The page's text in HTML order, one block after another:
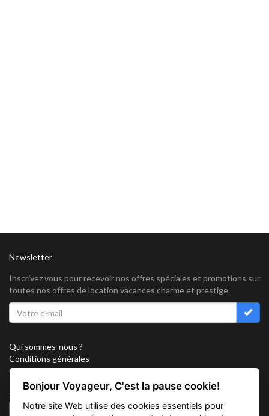
Newsletter
Inscrivez vous pour recevoir nos offres spéciales et promotions sur
toutes nos offres de location vacances charme et prestige.
Qui sommes-nous ?
Conditions générales
Confidentialité
Partenariat
Sitemap
Cookies
Bonjour Voyageur, C'est la pause cookie!
Notre site Web utilise des cookies essentiels pour